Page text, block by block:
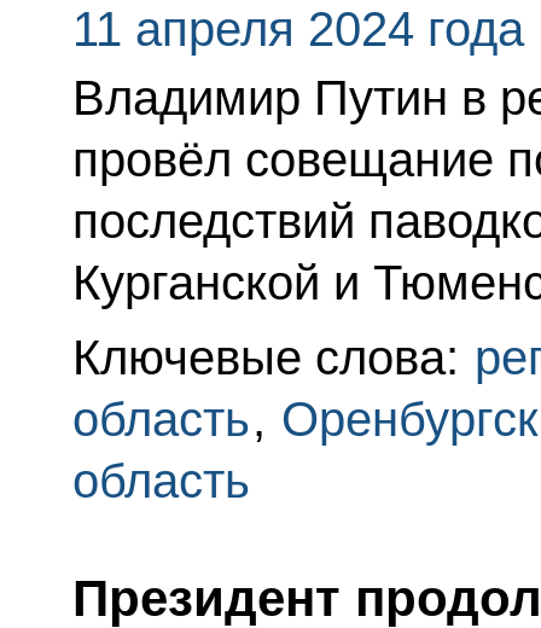
11 апреля 2024 года
Владимир Путин в
провёл совещание
последствий
Курганской и
Ключевые слова:
область,
область
Президент